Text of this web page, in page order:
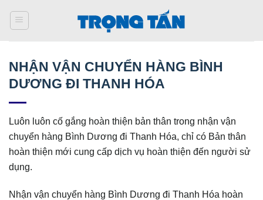
qua
NHẬN VẬN CHUYỂN HÀNG BÌNH
DƯƠNG ĐI THANH HÓA
Luôn luôn cố gắng hoàn thiện bản thân trong nhận vận
chuyển hàng Bình Dương đi Thanh Hóa, chỉ có Bản thân
hoàn thiện mới cung cấp dịch vụ hoàn thiện đến người sử
dụng.
Nhận vận chuyển hàng Bình Dương đi Thanh Hóa hoàn